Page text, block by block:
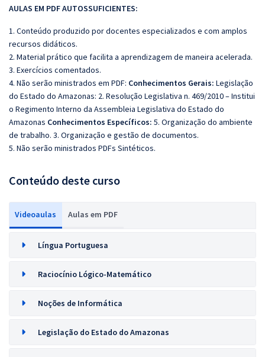
AULAS EM PDF AUTOSSUFICIENTES:
1. Conteúdo produzido por docentes especializados e com amplos
recursos didáticos.
2. Material prático que facilita a aprendizagem de maneira acelerada.
3. Exercícios comentados.
4. Não serão ministrados em PDF: Conhecimentos Gerais: Legislação
do Estado do Amazonas: 2. Resolução Legislativa n. 469/2010 – Institui
o Regimento Interno da Assembleia Legislativa do Estado do
Amazonas Conhecimentos Específicos: 5. Organização do ambiente
de trabalho. 3. Organização e gestão de documentos.
5. Não serão ministrados PDFs Sintéticos.
Conteúdo deste curso
Videoaulas Aulas em PDF
Língua Portuguesa
Raciocínio Lógico-Matemático
Noções de Informática
Legislação do Estado do Amazonas